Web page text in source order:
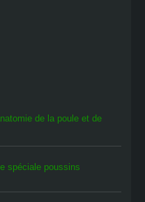
de la poule et de
spéciale poussins